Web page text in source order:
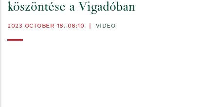
köszöntése a Vigadóban
2023 OCTOBER 18. 08:10 VIDEO